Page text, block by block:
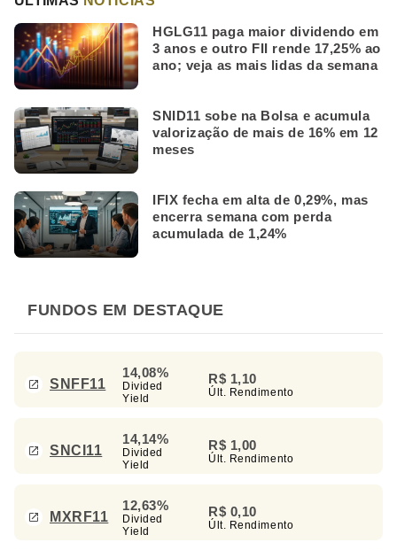
HGLG11 paga maior dividendo em
3 anos e outro FII rende 17,25% ao
ano; veja as mais lidas da semana
SNID11 sobe na Bolsa e acumula
valorização de mais de 16% em 12
meses
IFIX fecha em alta de 0,29%, mas
encerra semana com perda
acumulada de 1,24%
FUNDOS EM DESTAQUE
SNFF11
14,08%
Divided
Yield
R$ 1,10
Últ. Rendimento
SNCI11
14,14%
Divided
Yield
R$ 1,00
Últ. Rendimento
MXRF11
12,63%
Divided
Yield
R$ 0,10
Últ. Rendimento